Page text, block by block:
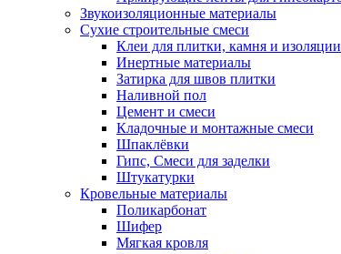
Звукоизоляционные материалы
Сухие строительные смеси
Клеи для плитки, камня и изоляции
Инертные материалы
Затирка для швов плитки
Наливной пол
Цемент и смеси
Кладочные и монтажные смеси
Шпаклёвки
Гипс, Смеси для заделки
Штукатурки
Кровельные материалы
Поликарбонат
Шифер
Мягкая кровля